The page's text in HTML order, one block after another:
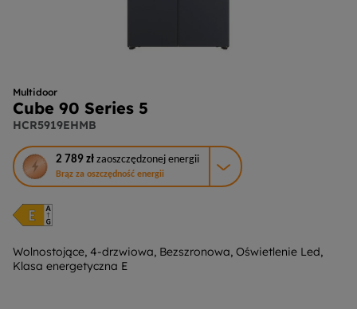
Multidoor
Cube 90 Series 5
HCR5919EHMB
2 789 zł zaoszczędzonej energii
Brąz za oszczędność energii
To
działanie
otworzy
narzędzie
do
energii
Youreko.
Wolnostojące, 4-drzwiowa, Bezszronowa, Oświetlenie Led,
Klasa energetyczna E